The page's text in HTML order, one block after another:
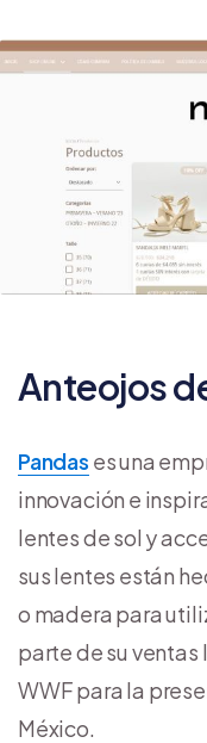
Anteojos
Pandas es una
innovación e
lentes de sol y
sus lentes están
o madera para
parte de su ventas
WWF para la
México.